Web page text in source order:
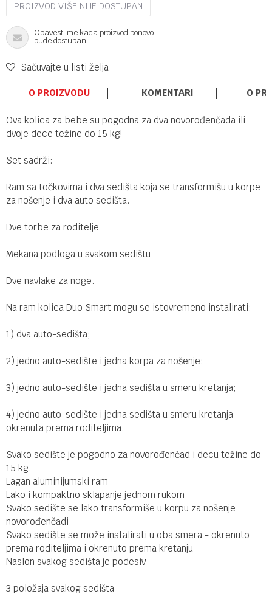
PROIZVOD VIŠE NIJE DOSTUPAN
Obavesti me kada proizvod ponovo
bude dostupan
Sačuvajte u listi želja
O PROIZVODU KOMENTARI O
Ova kolica za bebe su pogodna za dva novorođenčada ili
dvoje dece težine do 15 kg!
Set sadrži:
Ram sa točkovima i dva sedišta koja se transformišu u korpe
za nošenje i dva auto sedišta.
Dve torbe za roditelje
Mekana podloga u svakom sedištu
Dve navlake za noge.
Na ram kolica Duo Smart mogu se istovremeno instalirati:
1) dva auto-sedišta;
2) jedno auto-sedište i jedna korpa za nošenje;
3) jedno auto-sedište i jedna sedišta u smeru kretanja;
4) jedno auto-sedište i jedna sedišta u smeru kretanja
okrenuta prema roditeljima.
Svako sedište je pogodno za novorođenčad i decu težine do
15 kg.
Lagan aluminijumski ram
Lako i kompaktno sklapanje jednom rukom
Svako sedište se lako transformiše u korpu za nošenje
novorođenčadi
Svako sedište se može instalirati u oba smera - okrenuto
prema roditeljima i okrenuto prema kretanju
Naslon svakog sedišta je podesiv
3 položaja svakog sedišta